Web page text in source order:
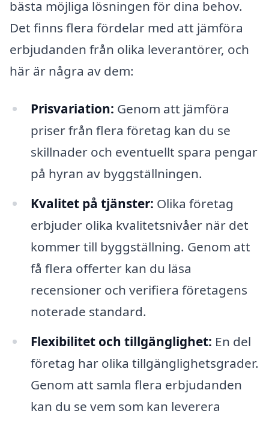
bästa möjliga lösningen för dina behov.
Det finns flera fördelar med att jämföra
erbjudanden från olika leverantörer, och
här är några av dem:
Prisvariation: Genom att jämföra
priser från flera företag kan du se
skillnader och eventuellt spara pengar
på hyran av byggställningen.
Kvalitet på tjänster: Olika företag
erbjuder olika kvalitetsnivåer när det
kommer till byggställning. Genom att
få flera offerter kan du läsa
recensioner och verifiera företagens
noterade standard.
Flexibilitet och tillgänglighet: En del
företag har olika tillgänglighetsgrader.
Genom att samla flera erbjudanden
kan du se vem som kan leverera